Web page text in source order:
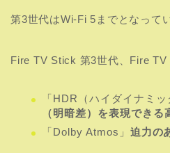
第3世代はWi-Fi 5までとなって
Fire TV Stick 第3世代、Fire
「HDR（ハイダイナミッ
（明暗差）を表現できる
「Dolby Atmos」 迫力の